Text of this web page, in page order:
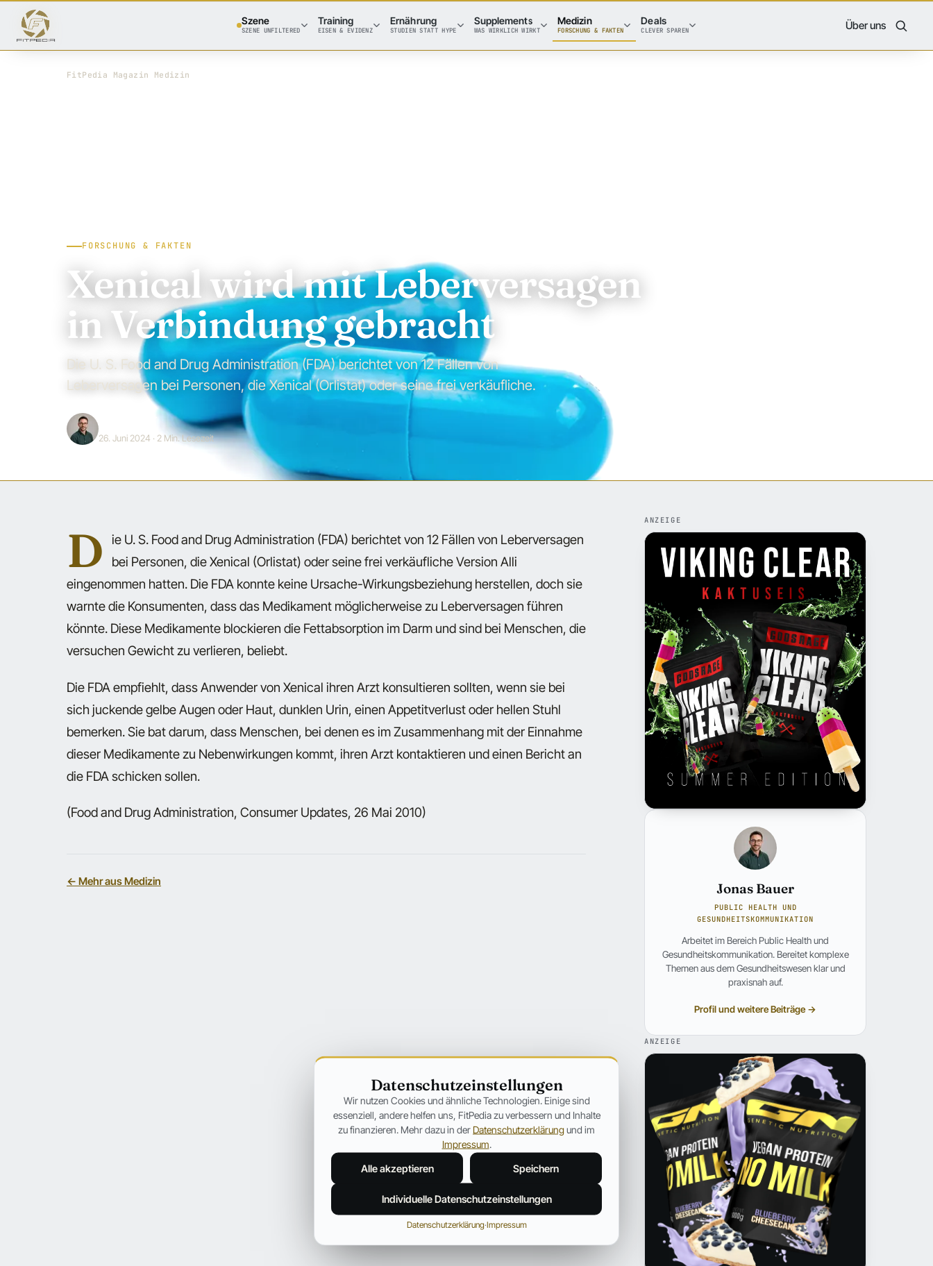
Szene
SZENE UNFILTERED
Training
EISEN & EVIDENZ
Ernährung
STUDIEN STATT HYPE
Supplements
WAS WIRKLICH WIRKT
Medizin
FORSCHUNG & FAKTEN
Deals
CLEVER SPAREN Über uns
FitPedia Magazin Medizin
FORSCHUNG & FAKTEN
Xenical wird mit Leberversagen
in Verbindung gebracht
Die U. S. Food and Drug Administration (FDA) berichtet von 12 Fällen von
Leberversagen bei Personen, die Xenical (Orlistat) oder seine frei verkäufliche.
26. Juni 2024 · 2 Min. Lesezeit
D
ie U. S. Food and Drug Administration (FDA) berichtet von 12 Fällen von Leberversagen
bei Personen, die Xenical (Orlistat) oder seine frei verkäufliche Version Alli
eingenommen hatten. Die FDA konnte keine Ursache-Wirkungsbeziehung herstellen, doch sie
warnte die Konsumenten, dass das Medikament möglicherweise zu Leberversagen führen
könnte. Diese Medikamente blockieren die Fettabsorption im Darm und sind bei Menschen, die
versuchen Gewicht zu verlieren, beliebt.
Die FDA empfiehlt, dass Anwender von Xenical ihren Arzt konsultieren sollten, wenn sie bei
sich juckende gelbe Augen oder Haut, dunklen Urin, einen Appetitverlust oder hellen Stuhl
bemerken. Sie bat darum, dass Menschen, bei denen es im Zusammenhang mit der Einnahme
dieser Medikamente zu Nebenwirkungen kommt, ihren Arzt kontaktieren und einen Bericht an
die FDA schicken sollen.
(Food and Drug Administration, Consumer Updates, 26 Mai 2010)
← Mehr aus Medizin
ANZEIGE
Jonas Bauer
PUBLIC HEALTH UND
GESUNDHEITSKOMMUNIKATION
Arbeitet im Bereich Public Health und
Gesundheitskommunikation. Bereitet komplexe
Themen aus dem Gesundheitswesen klar und
praxisnah auf.
Profil und weitere Beiträge →
ANZEIGE
Datenschutzeinstellungen
Wir nutzen Cookies und ähnliche Technologien. Einige sind
essenziell, andere helfen uns, FitPedia zu verbessern und Inhalte
zu finanzieren. Mehr dazu in der Datenschutzerklärungund im
Impressum
Alle akzeptieren Speichern
Individuelle Datenschutzeinstellungen
Datenschutzerklärung·Impressum